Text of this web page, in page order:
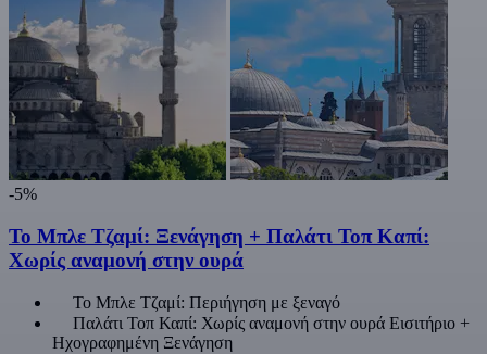
-5%
Το Μπλε Τζαμί: Ξενάγηση + Παλάτι Τοπ Καπί:
Χωρίς αναμονή στην ουρά
Το Μπλε Τζαμί: Περιήγηση με ξεναγό
Παλάτι Τοπ Καπί: Χωρίς αναμονή στην ουρά Εισιτήριο +
Ηχογραφημένη Ξενάγηση